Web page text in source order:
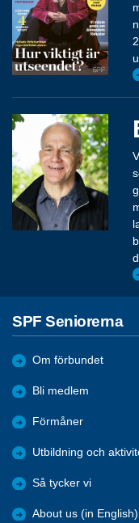
SPF Seniorerna
Om förbundet
Bli medlem
Förmåner
Utbildning och
Så tycker vi
About us (in English)